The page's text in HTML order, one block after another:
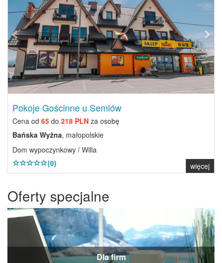
Pokoje Gościnne u Semlów
Cena od 65 do 218 PLN za osobę
Bańska Wyżna, małopolskie
Dom wypoczynkowy / Willa
(0)
więcej
Oferty specjalne
Dla firm